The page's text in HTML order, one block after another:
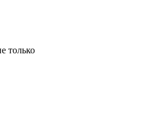
только